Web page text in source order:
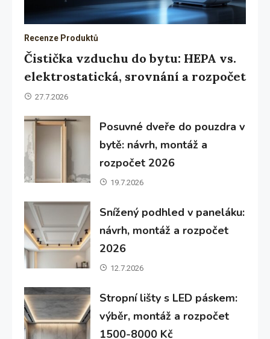
Recenze Produktů
Čistička vzduchu do bytu: HEPA vs.
elektrostatická, srovnání a rozpočet
27.7.2026
Posuvné dveře do pouzdra v
bytě: návrh, montáž a
rozpočet 2026
19.7.2026
Snížený podhled v paneláku:
návrh, montáž a rozpočet
2026
12.7.2026
Stropní lišty s LED páskem:
výběr, montáž a rozpočet
1500-8000 Kč